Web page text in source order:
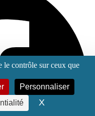
le contrôle sur ceux que
Personnaliser
XMasquer le